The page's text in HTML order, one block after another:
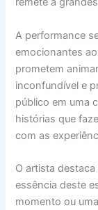
A performance
emocionantes
prometem
inconfundível e
público em uma
histórias que
com as
O artista
essência deste
momento ou